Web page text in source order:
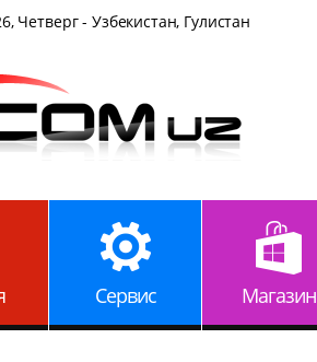
Четверг - Узбекистан, Гулистан
Сервис Магазин